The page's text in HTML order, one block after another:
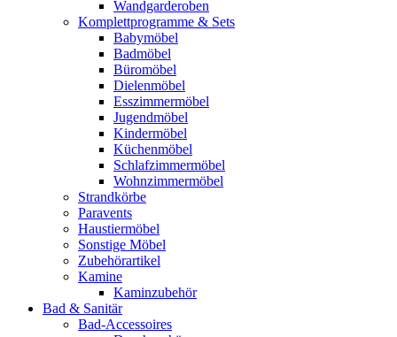
Wandgarderoben
Komplettprogramme & Sets
Babymöbel
Badmöbel
Büromöbel
Dielenmöbel
Esszimmermöbel
Jugendmöbel
Kindermöbel
Küchenmöbel
Schlafzimmermöbel
Wohnzimmermöbel
Strandkörbe
Paravents
Haustiermöbel
Sonstige Möbel
Zubehörartikel
Kamine
Kaminzubehör
Bad & Sanitär
Bad-Accessoires